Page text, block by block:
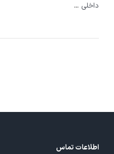
داخلی ...
اطلاعات تماس